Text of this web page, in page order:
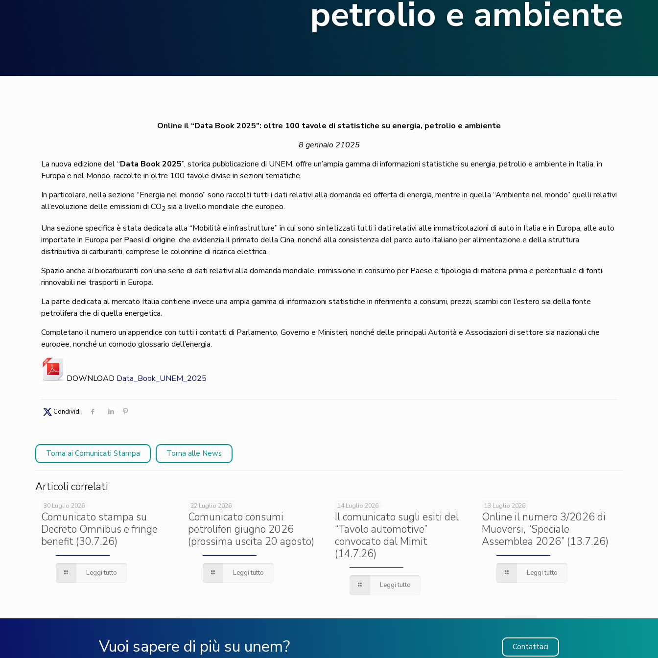
petrolio e ambiente
Online il “Data Book 2025”: oltre 100 tavole di statistiche su energia, petrolio e ambiente
8 gennaio 21025
La nuova edizione del “Data Book 2025”, storica pubblicazione di UNEM, offre un’ampia gamma di informazioni statistiche su energia, petrolio e ambiente in Italia, in
Europa e nel Mondo, raccolte in oltre 100 tavole divise in sezioni tematiche.
In particolare, nella sezione “Energia nel mondo” sono raccolti tutti i dati relativi alla domanda ed offerta di energia, mentre in quella “Ambiente nel mondo” quelli relativi
all’evoluzione delle emissioni di CO2 sia a livello mondiale che europeo.
Una sezione specifica è stata dedicata alla “Mobilità e infrastrutture” in cui sono sintetizzati tutti i dati relativi alle immatricolazioni di auto in Italia e in Europa, alle auto
importate in Europa per Paesi di origine, che evidenzia il primato della Cina, nonché alla consistenza del parco auto italiano per alimentazione e della struttura
distributiva di carburanti, comprese le colonnine di ricarica elettrica.
Spazio anche ai biocarburanti con una serie di dati relativi alla domanda mondiale, immissione in consumo per Paese e tipologia di materia prima e percentuale di fonti
rinnovabili nei trasporti in Europa.
La parte dedicata al mercato Italia contiene invece una ampia gamma di informazioni statistiche in riferimento a consumi, prezzi, scambi con l’estero sia della fonte
petrolifera che di quella energetica.
Completano il numero un’appendice con tutti i contatti di Parlamento, Governo e Ministeri, nonché delle principali Autorità e Associazioni di settore sia nazionali che
europee, nonché un comodo glossario dell’energia.
DOWNLOAD Data_Book_UNEM_2025
Condividi
Torna ai Comunicati Stampa Torna alle News
Articoli correlati
30 Luglio 2026
Comunicato stampa su
Decreto Omnibus e fringe
benefit (30.7.26)
Leggi tutto
22 Luglio 2026
Comunicato consumi
petroliferi giugno 2026
(prossima uscita 20 agosto)
Leggi tutto
14 Luglio 2026
Il comunicato sugli esiti del
“Tavolo automotive”
convocato dal Mimit
(14.7.26)
Leggi tutto
13 Luglio 2026
Online il numero 3/2026 di
Muoversi, “Speciale
Assemblea 2026” (13.7.26)
Leggi tutto
Vuoi sapere di più su unem? Contattaci